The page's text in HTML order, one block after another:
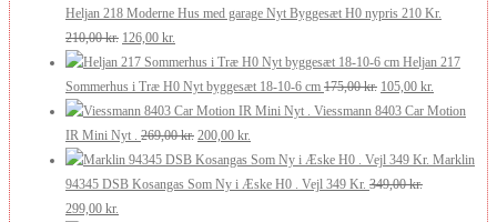
pris
var:
250,00 kr..
pris
200,00 kr..
Heljan 218 Moderne Hus med garage Nyt Byggesæt H0 nypris 210 Kr.
210,00kr. Den
oprindelige
pris
var:
210,00 kr..
126,00 kr.
aktuelle
pris
er:
126,00 kr..
Heljan 217
Sommerhus i Træ H0 Nyt byggesæt 18-10-6 cm 175,00kr. Den
oprindelige
var:
175,00 kr..
105,00 kr.
aktuelle
er:
105,00 kr..
Viessmann 8403 Car Motion
IR Mini Nyt .
269,00kr. Den
oprindelige
pris
200,00 kr.
aktuelle
pris
Marklin
94345 DSB Kosangas Som Ny i Æske H0 . Vejl 349 Kr. 349,00kr.
Den
299,00 kr.